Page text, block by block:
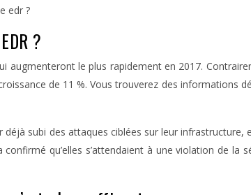
edr ?
?
augmenteront le plus rapidement en 2017.
de 11 %. Vous trouverez des informations
subi des attaques ciblées sur leur
qu’elles s’attendaient à une violation de la